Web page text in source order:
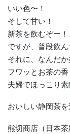
いい色〜！
そして甘い！
新茶を飲むぞー
ですが、普段飲
それに、なんだか
フワッとお茶の
夫婦でほっこり素
おいしい静岡茶
熊切商店（日本茶